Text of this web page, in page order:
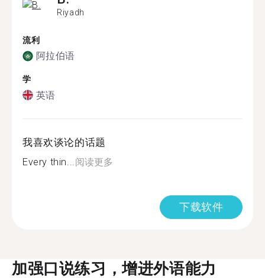
Riyadh
流利
阿拉伯语
学
英语
我喜欢谈论的话题
Every thin... 阅读更多
下载软件
加强口说练习，增进外语能力